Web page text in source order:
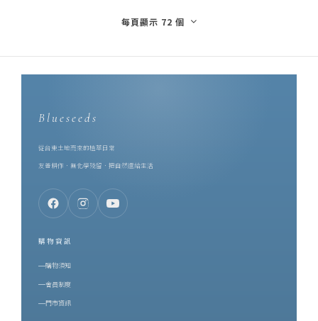
每頁顯示 72 個
Blueseeds
從台東土地而來的植萃日常
友善耕作．無化學殘留．把自然還給生活
購物資訊
購物須知
會員制度
門市資訊